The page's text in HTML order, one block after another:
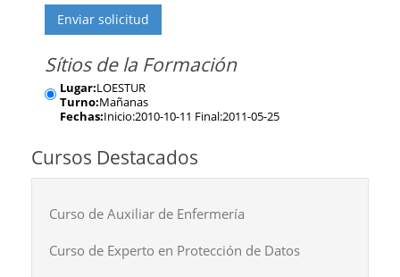
Enviar solicitud
Sítios de la Formación
Lugar:LOESTUR
Turno:Mañanas
Fechas:Inicio:2010-10-11 Final:2011-05-25
Cursos Destacados
Curso de Auxiliar de Enfermería
Curso de Experto en Protección de Datos